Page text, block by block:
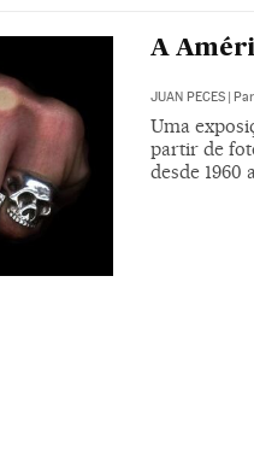
A
JUAN PECES |
Uma
partir de
desde 1960